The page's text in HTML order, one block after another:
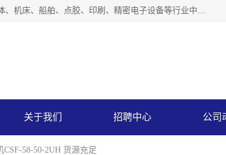
上海浜田实业有限公司专业致力于传动控制行业。面向工业机器人、半导体、机床、船舶、点胶、印刷、精密电子设备等行业中的运动控制技术。为日本哈默纳科（HarmonicDrive简称HD）中国地区定代理商，其生产的HarmonicDrive谐波减速机，具有轻量、小型、传动效率高、减速范围广、精度高等特点，被广泛应用于各种传动系统中。完善的技术，完善的售后，让您的选择无后顾之忧，欢迎您的来电洽谈！
关于我们 招聘中心 公司
58-50-2UH 货源充足